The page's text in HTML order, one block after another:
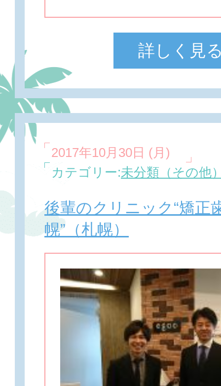
詳しく見
2017年10月30日 (月)
カテゴリー:未分類（その他
後輩のクリニック“矯正
幌”（札幌）